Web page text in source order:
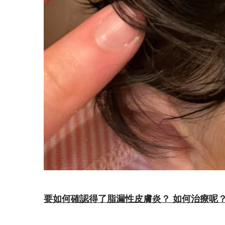
要如何確認得了脂漏性皮膚炎？ 如何治療呢